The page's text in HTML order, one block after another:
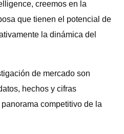
creemos en la
que tienen el potencial de
la dinámica del
de mercado son
hechos y cifras
competitivo de la